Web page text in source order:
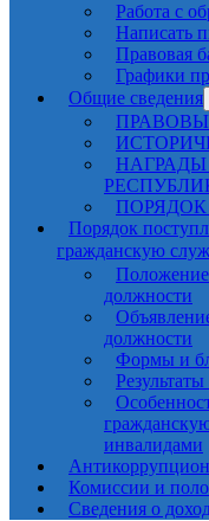
Работа с
Написать
Правовая
Графики
Общие сведения
Порядок
гражданскую
Положение
должности
должности
Формы и
инвалидами
Комиссии и
Сведения о